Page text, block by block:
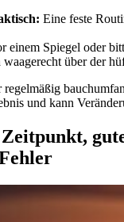
Eine feste
einem Spiegel oder
über der
regelmäßig
und kann